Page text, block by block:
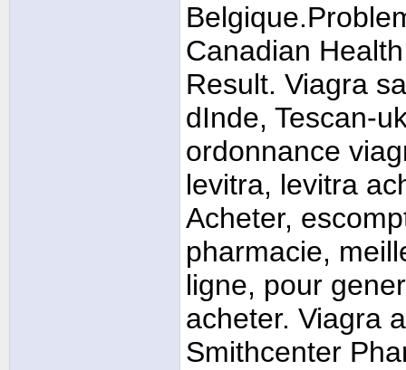
Canadian
Result. Viagra
dInde, Tescan-
ordonnance
levitra, levitra
Acheter,
pharmacie,
ligne, pour
acheter. Viagra
Smithcenter